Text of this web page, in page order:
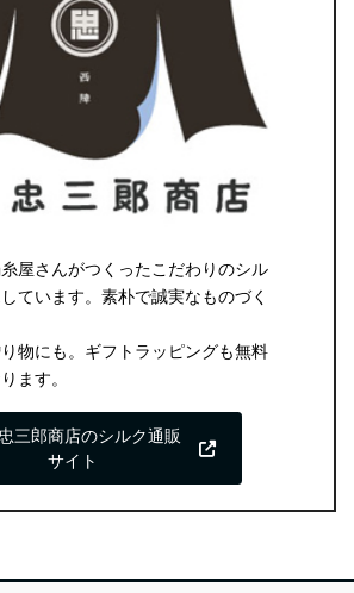
屋さんがつくったこだわりのシル
ています。素朴で誠実なものづく
物にも。ギフトラッピングも無料
ます。
三郎商店のシルク通販
サイト